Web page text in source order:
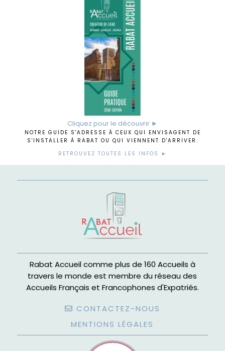
Cliquez pour le découvrir ►
NOTRE GUIDE S'ADRESSE À CEUX QUI ENVISAGENT DE
S'INSTALLER À RABAT OU QUI VIENNENT D'ARRIVER.
RETROUVEZ TOUTES LES INFOS ►
Rabat Accueil comme plus de 160 Accueils à
travers le monde est membre du réseau des
Accueils Français et Francophones d'Expatriés.
CONTACTEZ-NOUS
MENTIONS LÉGALES